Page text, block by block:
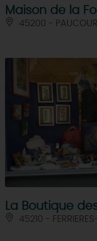
Maison de la
45200 -
La Boutique
45210 -